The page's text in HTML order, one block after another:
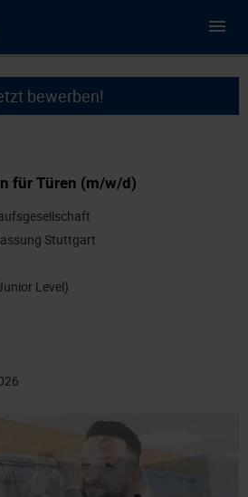
bewerben!
für Türen (m/w/d)
Stuttgart
Level)